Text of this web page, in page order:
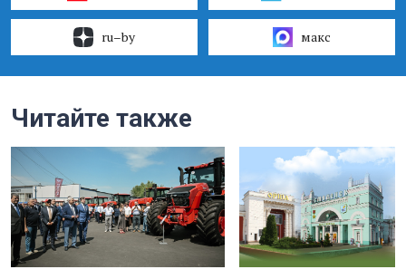
ru–by макс
Читайте также